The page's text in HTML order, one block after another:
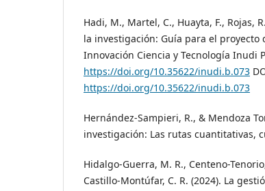
Hadi, M., Martel, C., Huayta, F., Rojas,
la investigación: Guía para el
Innovación Ciencia y Tecnología Inudi
https://doi.org/10.35622/inudi.b.073
https://doi.org/10.35622/inudi.b.073
Hernández-Sampieri, R., & Mendoza
investigación: Las rutas cuantitativas,
Hidalgo-Guerra, M. R., Centeno-
Castillo-Montúfar, C. R. (2024). La